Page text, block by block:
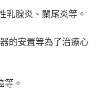
腺炎、闌尾炎等。
的安置等為了治療心
。